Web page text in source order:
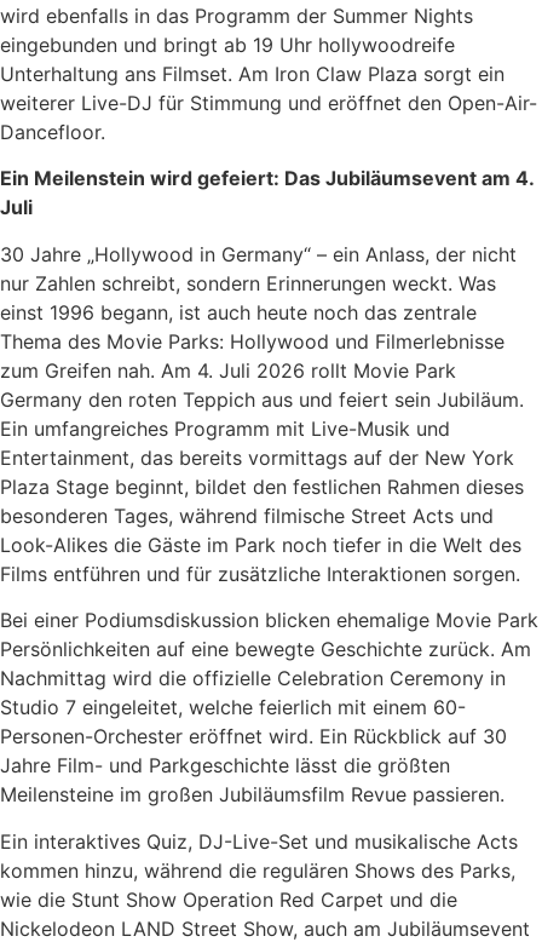
wird ebenfalls in das Programm der Summer Nights
eingebunden und bringt ab 19 Uhr hollywoodreife
Unterhaltung ans Filmset. Am Iron Claw Plaza sorgt ein
weiterer Live-DJ für Stimmung und eröffnet den Open-Air-
Dancefloor.
Ein Meilenstein wird gefeiert: Das Jubiläumsevent am 4.
Juli
30 Jahre „Hollywood in Germany“ – ein Anlass, der nicht
nur Zahlen schreibt, sondern Erinnerungen weckt. Was
einst 1996 begann, ist auch heute noch das zentrale
Thema des Movie Parks: Hollywood und Filmerlebnisse
zum Greifen nah. Am 4. Juli 2026 rollt Movie Park
Germany den roten Teppich aus und feiert sein Jubiläum.
Ein umfangreiches Programm mit Live-Musik und
Entertainment, das bereits vormittags auf der New York
Plaza Stage beginnt, bildet den festlichen Rahmen dieses
besonderen Tages, während filmische Street Acts und
Look-Alikes die Gäste im Park noch tiefer in die Welt des
Films entführen und für zusätzliche Interaktionen sorgen.
Bei einer Podiumsdiskussion blicken ehemalige Movie Park
Persönlichkeiten auf eine bewegte Geschichte zurück. Am
Nachmittag wird die offizielle Celebration Ceremony in
Studio 7 eingeleitet, welche feierlich mit einem 60-
Personen-Orchester eröffnet wird. Ein Rückblick auf 30
Jahre Film- und Parkgeschichte lässt die größten
Meilensteine im großen Jubiläumsfilm Revue passieren.
Ein interaktives Quiz, DJ-Live-Set und musikalische Acts
kommen hinzu, während die regulären Shows des Parks,
wie die Stunt Show Operation Red Carpet und die
Nickelodeon LAND Street Show, auch am Jubiläumsevent